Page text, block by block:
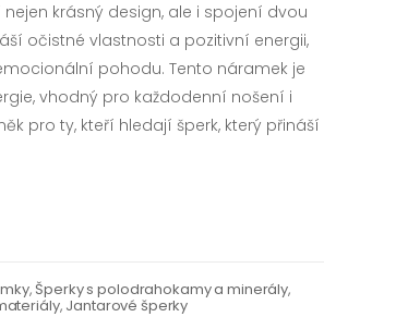
krásný design, ale i spojení dvou
očistné vlastnosti a pozitivní energii,
pohodu. Tento náramek je
vhodný pro každodenní nošení i
pro ty, kteří hledají šperk, který přináší
,Šperky s polodrahokamy a minerály,
, Jantarové šperky